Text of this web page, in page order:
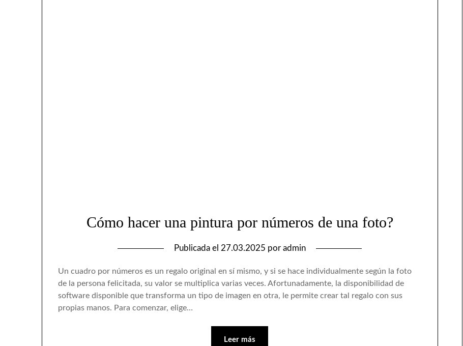
Cómo hacer una pintura por números de una foto?
Publicada el 27.03.2025 por admin
Un cuadro por números es un regalo original en sí mismo, y si se hace individualmente según la foto
de la persona felicitada, su valor se multiplica varias veces. Afortunadamente, la disponibilidad de
software disponible que transforma un tipo de imagen en otra, le permite crear tal regalo con sus
propias manos. Para comenzar, elige…
Leer más